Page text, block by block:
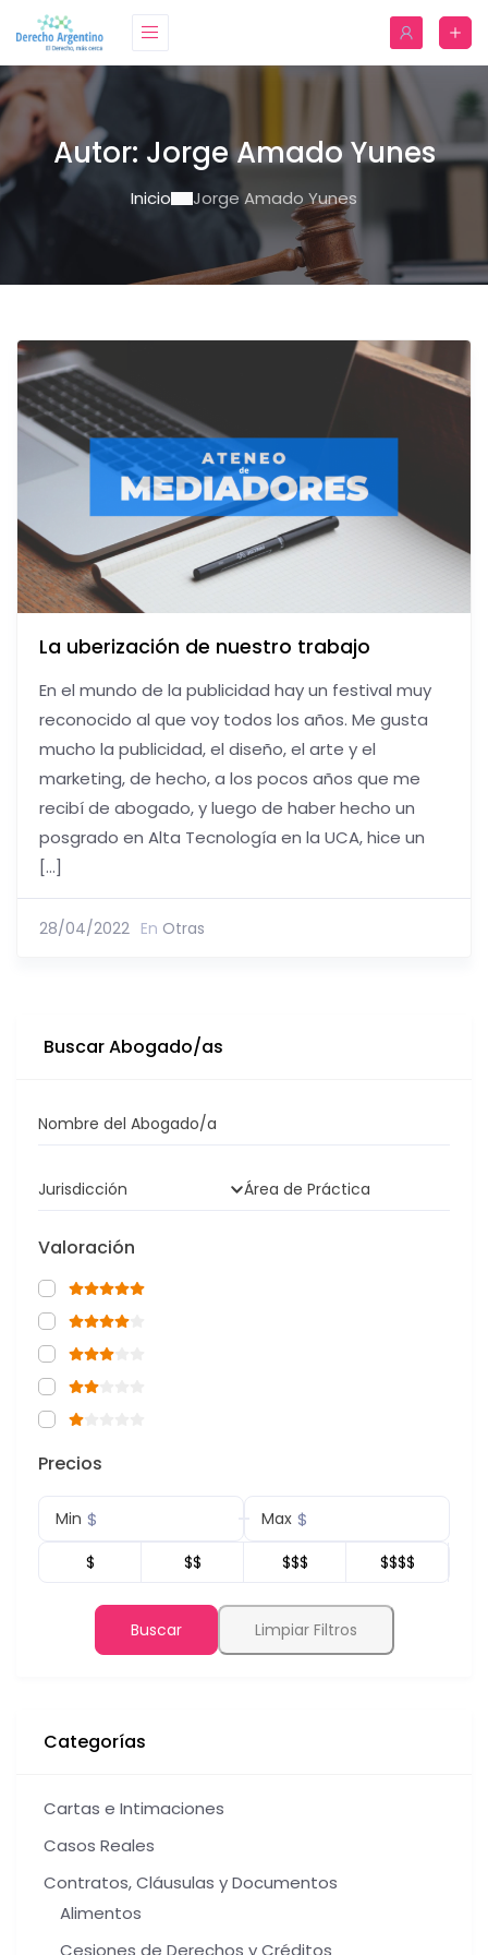
Autor: Jorge Amado Yunes
Inicio Jorge Amado Yunes
La uberización de nuestro trabajo
En el mundo de la publicidad hay un festival muy
reconocido al que voy todos los años. Me gusta
mucho la publicidad, el diseño, el arte y el
marketing, de hecho, a los pocos años que me
recibí de abogado, y luego de haber hecho un
posgrado en Alta Tecnología en la UCA, hice un
[…]
28/04/2022 En Otras
Buscar Abogado/as
Nombre del Abogado/a
Jurisdicción Área de Práctica
Valoración
Precios
Min $ Max $
$ $$ $$$ $$$$
Buscar Limpiar Filtros
Categorías
Cartas e Intimaciones
Casos Reales
Contratos, Cláusulas y Documentos
Alimentos